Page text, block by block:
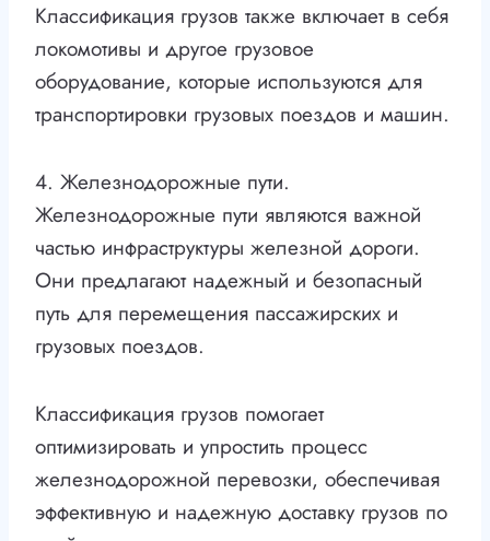
Классификация грузов также включает в себя
локомотивы и другое грузовое
оборудование, которые используются для
транспортировки грузовых поездов и машин.
4. Железнодорожные пути.
Железнодорожные пути являются важной
частью инфраструктуры железной дороги.
Они предлагают надежный и безопасный
путь для перемещения пассажирских и
грузовых поездов.
Классификация грузов помогает
оптимизировать и упростить процесс
железнодорожной перевозки, обеспечивая
эффективную и надежную доставку грузов по